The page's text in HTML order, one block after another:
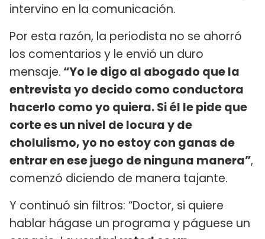
intervino en la comunicación.
Por esta razón, la periodista no se ahorró
los comentarios y le envió un duro
mensaje. “Yo le digo al abogado que la
entrevista yo decido como conductora
hacerlo como yo quiera. Si él le pide que
corte es un nivel de locura y de
cholulismo, yo no estoy con ganas de
entrar en ese juego de ninguna manera”,
comenzó diciendo de manera tajante.
Y continuó sin filtros: “Doctor, si quiere
hablar hágase un programa y páguese un